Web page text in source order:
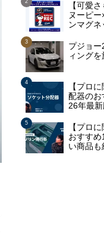
【可愛
ヌーピ
ンマグネ
プジョ
ィング
【プロ
配器のお
26年最新
【プロ
おすす
い商品も